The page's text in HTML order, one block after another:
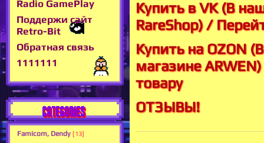
Radio GamePlay
Поддержи сайт
Retro-Bit
Обратная связь
1111111
CATEGORIES
Famicom, Dendy [13]
Купить в VK (В
RareShop) /
Купить на OZON
магазине
товару
ОТЗЫВЫ!